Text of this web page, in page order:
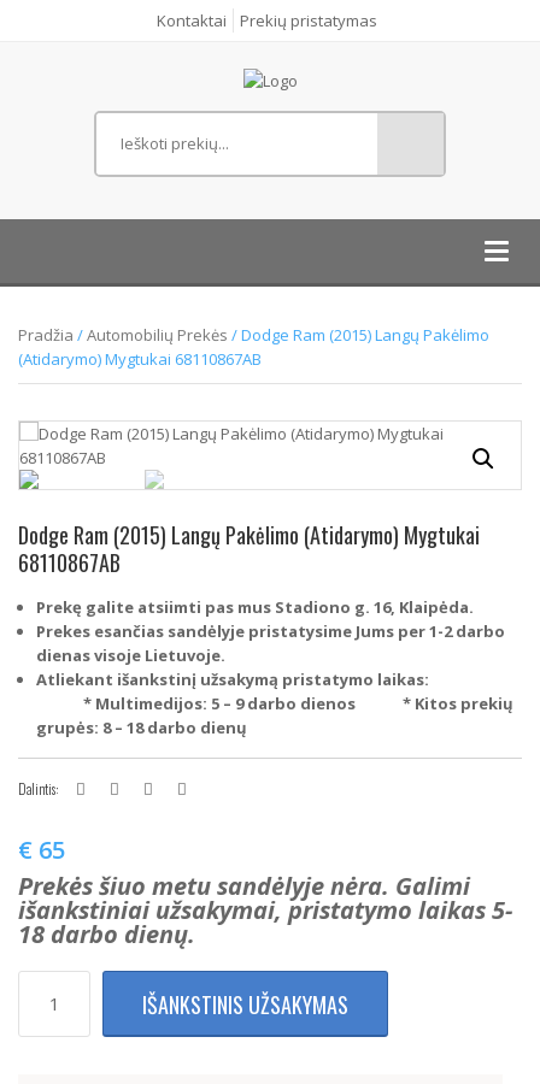
Kontaktai Prekių pristatymas
Pradžia /Automobilių Prekės / Dodge Ram (2015) Langų Pakėlimo
(Atidarymo) Mygtukai 68110867AB
Dodge Ram (2015) Langų Pakėlimo (Atidarymo) Mygtukai
68110867AB
Prekę galite atsiimti pas mus Stadiono g. 16, Klaipėda.
Prekes esančias sandėlyje pristatysime Jums per 1-2 darbo
dienas visoje Lietuvoje.
Atliekant išankstinį užsakymą pristatymo laikas:
* Multimedijos: 5 – 9 darbo dienos * Kitos prekių
grupės: 8 – 18 darbo dienų
Dalintis:
€ 65
Prekės šiuo metu sandėlyje nėra. Galimi
išankstiniai užsakymai, pristatymo laikas 5-
18 darbo dienų.
kiekis:
IŠANKSTINIS UŽSAKYMAS